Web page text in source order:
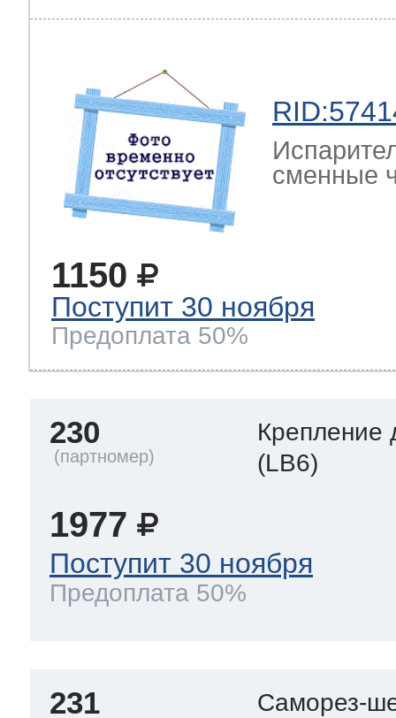
сменные
1150
Поступит 30 ноября
Предоплата 50%
230
Крепление
(LB6)
1977
Поступит 30 ноября
Предоплата 50%
231
Саморез-